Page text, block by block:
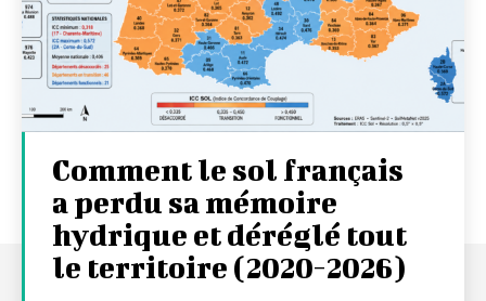
Comment le sol français
a perdu sa mémoire
hydrique et déréglé tout
le territoire (2020-2026)